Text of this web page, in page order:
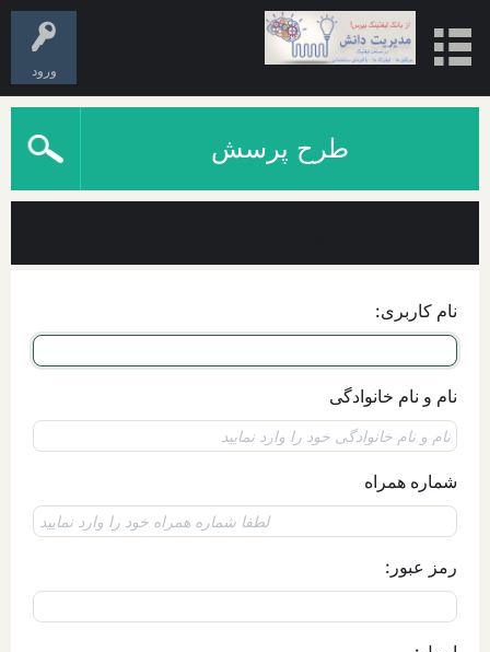
ورود
طرح پرسش
نام کاربری:
نام و نام خانوادگی
شماره همراه
رمز عبور: